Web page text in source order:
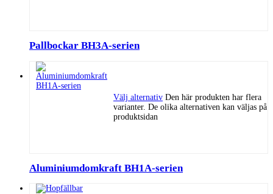
Pallbockar BH3A-serien
Välj alternativ Den här produkten har flera
varianter. De olika alternativen kan väljas på
produktsidan
Aluminiumdomkraft BH1A-serien